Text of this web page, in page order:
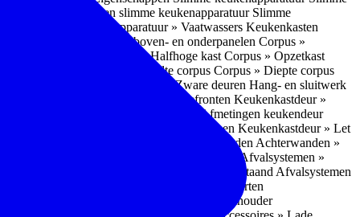
» Nadelen slimme keukenapparatuur Slimme
Keukenapparatuur » Vaatwassers Keukenkasten
Corpus » Buitenkant zij-, boven- en onderpanelen Corpus »
Corpus » Halfhoge kast Corpus » Opzetkast
Corpus » Breedte corpus Corpus » Diepte corpus
Hang- en sluitwerk » Zware deuren Hang- en sluitwerk
» Soorten deur- en ladefronten Keukenkastdeur »
Keukenkastdeur » Afmetingen keukendeur
Keukenkastdeur » Deurgrepen Keukenkastdeur » Let
Achterwanden » Nadelen achterwanden Achterwanden »
Afvalsystemen »
Afvalsystemen » Vrijstaand Afvalsystemen
Inbouwaccessoires » Soorten
Inbouwaccessoires » Handdoekhouder